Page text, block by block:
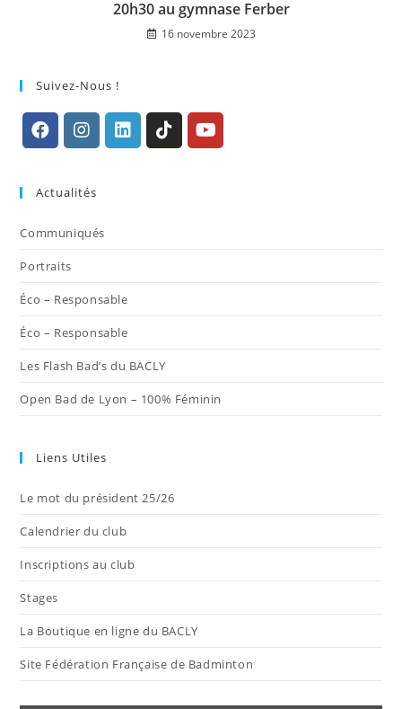
20h30 au gymnase Ferber
16 novembre 2023
Suivez-Nous !
un
nouvel
nouvel
Actualités
Communiqués
Portraits
Éco – Responsable
Éco – Responsable
Les Flash Bad’s du BACLY
Open Bad de Lyon – 100% Féminin
Liens Utiles
Le mot du président 25/26
Calendrier du club
Inscriptions au club
Stages
La Boutique en ligne du BACLY
Site Fédération Française de Badminton